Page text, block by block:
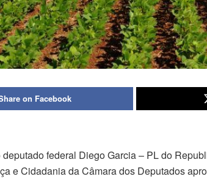
on Facebook
federal Diego Garcia – PL do
e Cidadania da Câmara dos Deputados